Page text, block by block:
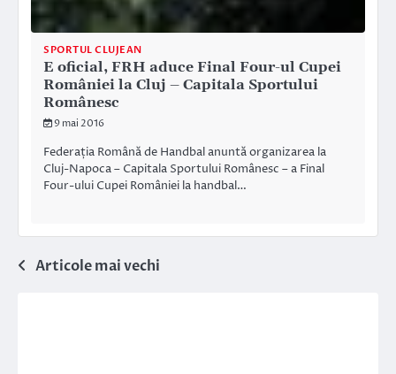
SPORTUL CLUJEAN
E oficial, FRH aduce Final Four-ul Cupei
României la Cluj – Capitala Sportului
Românesc
9 mai 2016
Federația Română de Handbal anuntă organizarea la
Cluj-Napoca – Capitala Sportului Românesc – a Final
Four-ului Cupei României la handbal…
Navigare
Articole mai vechi